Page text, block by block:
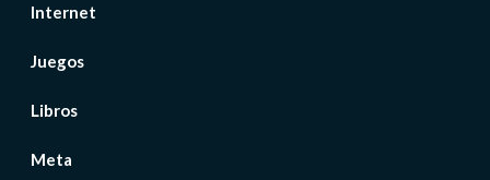
Internet
Juegos
Libros
Meta